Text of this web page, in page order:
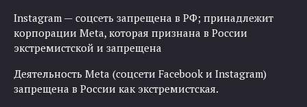
Instagram — соцсеть запрещена в РФ; принадлежит
корпорации Meta, которая признана в России
экстремистской и запрещена
Деятельность Meta (соцсети Facebook и Instagram)
запрещена в России как экстремистская.